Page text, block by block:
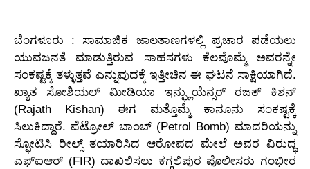
ಬೆಂಗಳೂರು : ಸಾಮಾಜಿಕ ಜಾಲತಾಣಗಳಲ್ಲಿ ಪ್ರಚಾರ ಪಡೆಯಲು
ಯುವಜನತೆ ಮಾಡುತ್ತಿರುವ ಸಾಹಸಗಳು ಕೆಲವೊಮ್ಮೆ ಅವರನ್ನೇ
ಸಂಕಷ್ಟಕ್ಕೆ ತಳ್ಳುತ್ತವೆ ಎನ್ನುವುದಕ್ಕೆ ಇತ್ತೀಚಿನ ಈ ಘಟನೆ ಸಾಕ್ಷಿಯಾಗಿದೆ.
ಖ್ಯಾತ ಸೋಶಿಯಲ್ ಮೀಡಿಯಾ ಇನ್ಫ್ಲುಯೆನ್ಸರ್ ರಜತ್ ಕಿಶನ್
(Rajath Kishan) ಈಗ ಮತ್ತೊಮ್ಮೆ ಕಾನೂನು ಸಂಕಷ್ಟಕ್ಕೆ
ಸಿಲುಕಿದ್ದಾರೆ. ಪೆಟ್ರೋಲ್ ಬಾಂಬ್ (Petrol Bomb) ಮಾದರಿಯನ್ನು
ಸ್ಫೋಟಿಸಿ ರೀಲ್ಸ್ ತಯಾರಿಸಿದ ಆರೋಪದ ಮೇಲೆ ಅವರ ವಿರುದ್ಧ
ಎಫ್‌ಐಆರ್ (FIR) ದಾಖಲಿಸಲು ಕಗ್ಗಲಿಪುರ ಪೊಲೀಸರು ಗಂಭೀರ